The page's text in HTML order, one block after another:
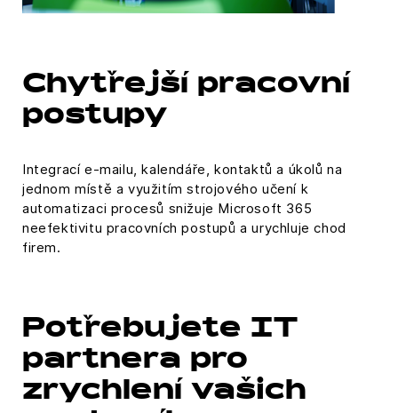
Chytřejší pracovní
postupy
Integrací e-mailu, kalendáře, kontaktů a úkolů na
jednom místě a využitím strojového učení k
automatizaci procesů snižuje Microsoft 365
neefektivitu pracovních postupů a urychluje chod
firem.
Potřebujete IT
partnera pro
zrychlení vašich